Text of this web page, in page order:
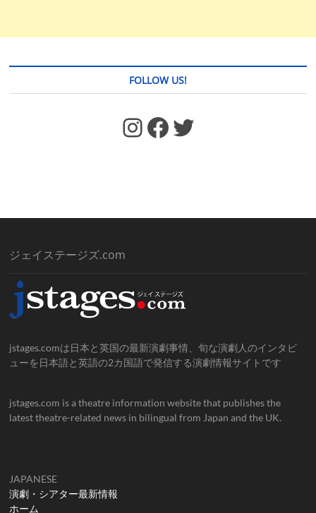
FOLLOW US!
https://www.facebook.com/jstages/ Facebook Twitter
ジェイステージズ.com
jstages.comは日本と英国の最新演劇事情、旬な演劇人のインタビ
ューを日本語と英語の2カ国語で発信する演劇情報サイトです
jstages.com is a theatre information website that publishes the
latest theatre-related news in bilingual from Japan and the UK.
JAPANESE
演劇・シアター最新情報
ホーム